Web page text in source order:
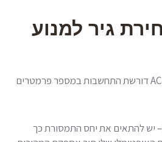
גיר למנוע
בחירת הגיר המתאים למנוע AC דורשת התחשבות במספר פרמטרים
– יש להתאים את יחס התמסורת כך